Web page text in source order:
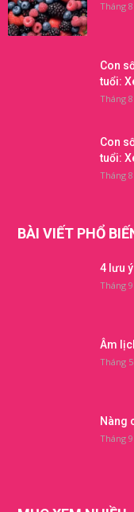
Tháng
Con
tuổi:
Tháng
Con
tuổi:
Tháng
BÀI VIẾT PHỔ
4 lưu
Tháng
Âm
Tháng
Nàng
Tháng